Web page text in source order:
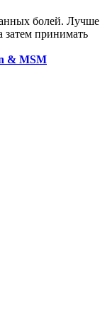
болей. Лучше
затем принимать
& MSM